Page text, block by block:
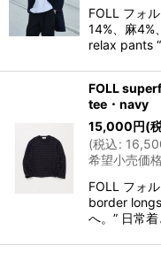
FOLL フォ
14%、麻4%
relax pants
FOLL
tee・navy
15,000円(
(税込:
希望小売価格
FOLL フォ
border
へ。” 日常